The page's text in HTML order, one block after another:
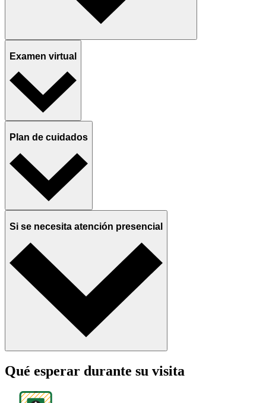
Examen virtual
Plan de cuidados
Si se necesita atención presencial
Qué esperar durante su visita